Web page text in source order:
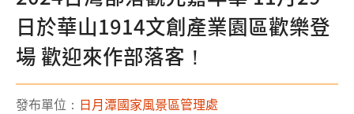
日於華山1914文創產業園區歡樂登
場 歡迎來作部落客！
發布單位： 日月潭國家風景區管理處